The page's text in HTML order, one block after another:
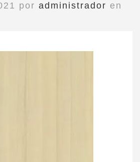
por administrador en